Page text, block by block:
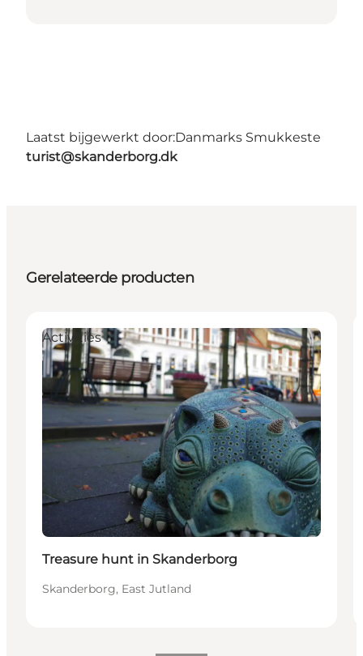
Laatst bijgewerkt door:Danmarks Smukkeste
turist@skanderborg.dk
Gerelateerde producten
Activities
Treasure hunt in Skanderborg
Skanderborg, East Jutland